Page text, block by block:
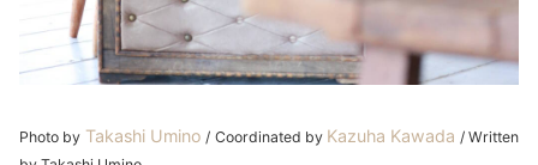
Photo by Takashi Umino / Coordinated by Kazuha Kawada / Written